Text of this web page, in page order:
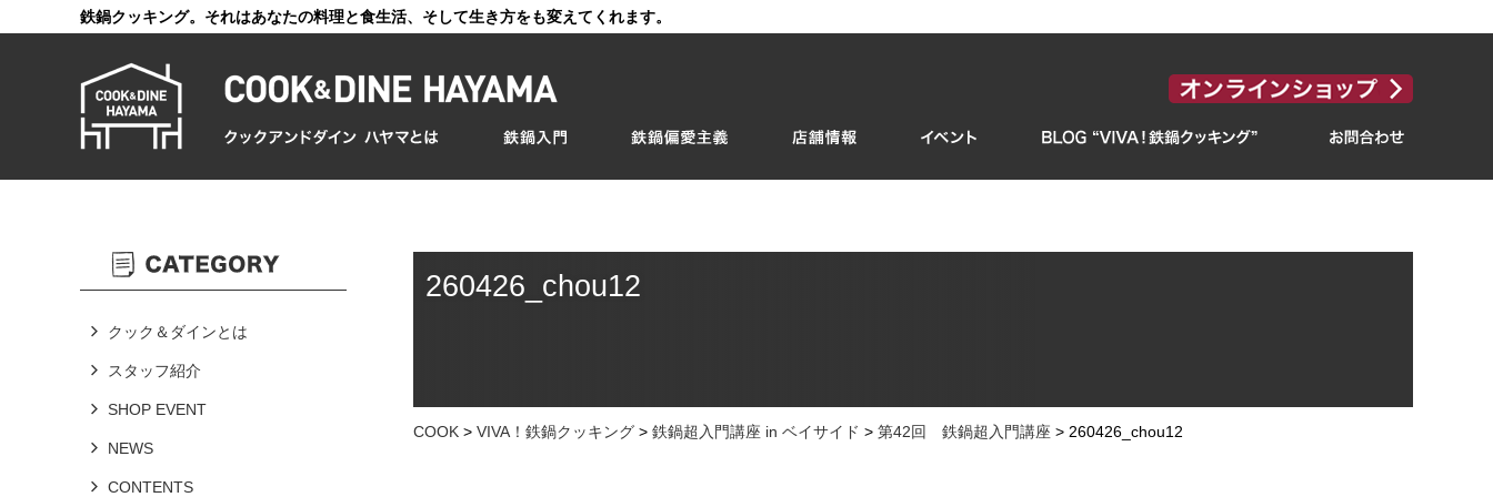
鉄鍋クッキング。それはあなたの料理と食生活、そして生き方をも変えてくれます。
260426_chou12
COOK > VIVA！鉄鍋クッキング > 鉄鍋超入門講座 in ベイサイド > 第42回 鉄鍋超入門講座 > 260426_chou12
クック＆ダインとは
スタッフ紹介
SHOP EVENT
NEWS
CONTENTS